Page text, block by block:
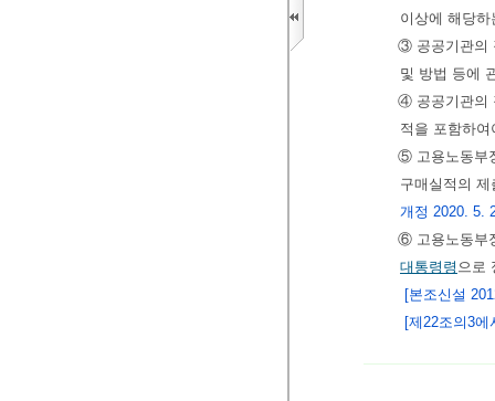
이상에 해당
③ 공공기관의
및 방법 등에
④ 공공기관의
적을 포함하여
⑤ 고용노동부
구매실적의
개정 2020. 5.
⑥ 고용노동부
대통령령 으로
[본조신설
[제22조의3